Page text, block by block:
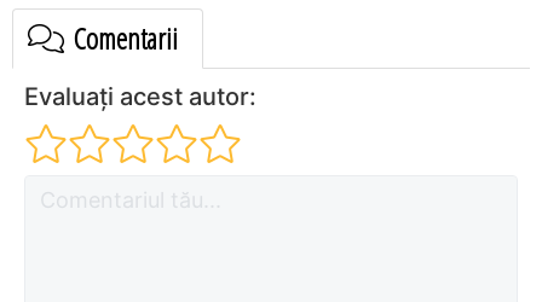
Comentarii
Evaluați acest autor: